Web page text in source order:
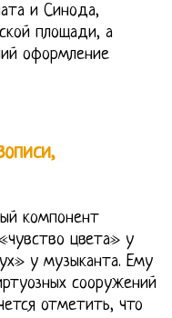
и Синода,
площади, а
оформление
компонент
цвета» у
у музыканта. Ему
сооружений
отметить, что